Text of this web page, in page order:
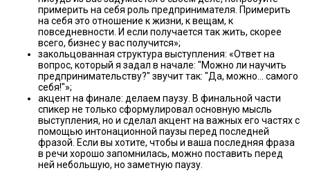
примерить на себя роль предпринимателя. Примерить
на себя это отношение к жизни, к вещам, к
повседневности. И если получается так жить, скорее
всего, бизнес у вас получится»;
закольцованная структура выступления: «Ответ на
вопрос, который я задал в начале: "Можно ли научить
предпринимательству?" звучит так: "Да, можно... самого
себя!"»;
акцент на финале: делаем паузу. В финальной части
спикер не только сформулировал основную мысль
выступления, но и сделал акцент на важных его частях с
помощью интонационной паузы перед последней
фразой. Если вы хотите, чтобы и ваша последняя фраза
в речи хорошо запомнилась, можно поставить перед
ней небольшую, но заметную паузу.